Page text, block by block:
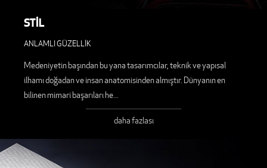
STİL
ANLAMLI GÜZELLİK
Medeniyetin başından bu yana tasarımcılar, teknik ve yapısal
ilhamı doğadan ve insan anatomisinden almıştır. Dünyanın en
bilinen mimari başarıları he...
daha fazlası